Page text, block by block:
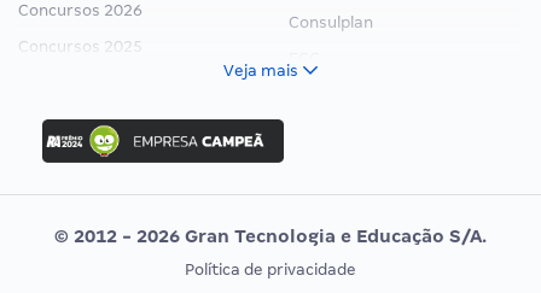
Concursos 2026
Concursos 2025
Concurso Ibama
Concurso MPU
Editais publicados
Consulplan
Vunesp
CONCURSOS POR PROFISSÃO
EXAME DE ORDEM
Veja mais
© 2012 - 2026 Gran Tecnologia e Educação S/A.
Política de privacidade